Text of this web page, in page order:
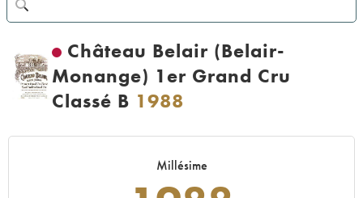
Château Belair (Belair-
Monange) 1er Grand Cru
Classé B 1988
Millésime